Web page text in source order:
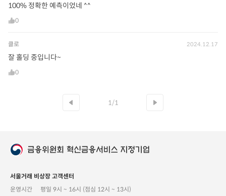
100% 정확한 예측이었네 ^^
0
클로 2024.12.17
잘 홀딩 중입니다~
0
1/1
서울거래 비상장 고객센터
운영시간
평일 9시 ~ 16시 (점심 12시 ~ 13시)